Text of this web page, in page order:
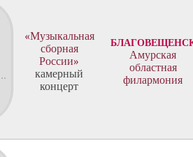
«Музыкальная
сборная
России»
камерный
концерт
Амурская
областная
филармония